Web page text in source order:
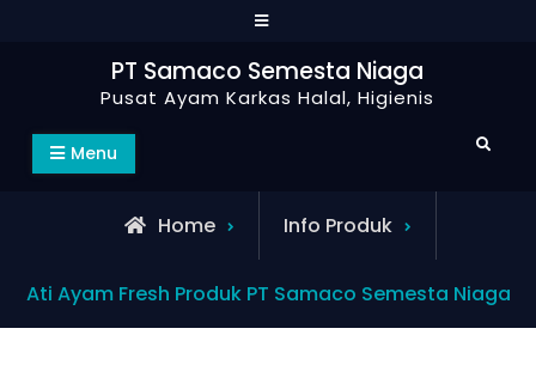
PT Samaco Semesta Niaga
Pusat Ayam Karkas Halal, Higienis
Menu
Home Info Produk
Ati Ayam Fresh Produk PT Samaco Semesta Niaga